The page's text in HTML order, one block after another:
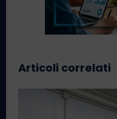
Articoli correlati